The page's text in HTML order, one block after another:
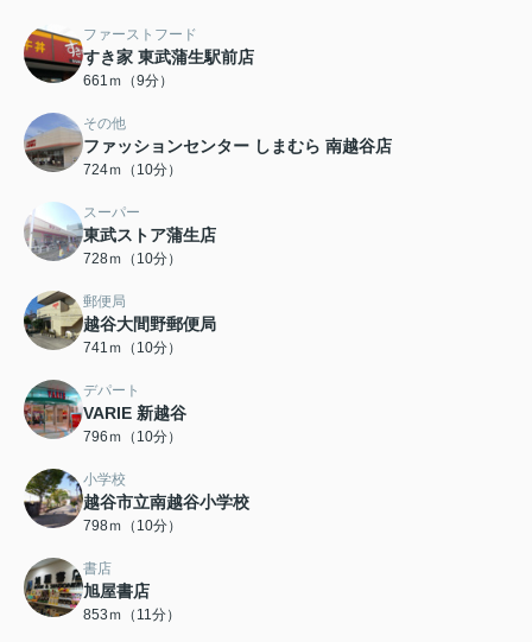
ファーストフード
すき家 東武蒲生駅前店
661ｍ（9分）
その他
ファッションセンター しまむら 南越谷店
724ｍ（10分）
スーパー
東武ストア蒲生店
728ｍ（10分）
郵便局
越谷大間野郵便局
741ｍ（10分）
デパート
VARIE 新越谷
796ｍ（10分）
小学校
越谷市立南越谷小学校
798ｍ（10分）
書店
旭屋書店
853ｍ（11分）